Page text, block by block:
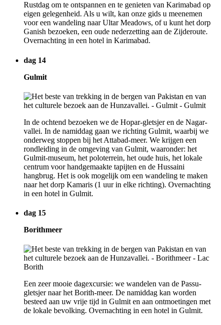
Rustdag om te ontspannen en te genieten van Karimabad op
eigen gelegenheid. Als u wilt, kan onze gids u meenemen
voor een wandeling naar Ultar Meadows, of u kunt het dorp
Ganish bezoeken, een oude nederzetting aan de Zijderoute.
Overnachting in een hotel in Karimabad.
dag 14
Gulmit
In de ochtend bezoeken we de Hopar-gletsjer en de Nagar-
vallei. In de namiddag gaan we richting Gulmit, waarbij we
onderweg stoppen bij het Attabad-meer. We krijgen een
rondleiding in de omgeving van Gulmit, waaronder: het
Gulmit-museum, het poloterrein, het oude huis, het lokale
centrum voor handgemaakte tapijten en de Hussaini
hangbrug. Het is ook mogelijk om een wandeling te maken
naar het dorp Kamaris (1 uur in elke richting). Overnachting
in een hotel in Gulmit.
dag 15
Borithmeer
Een zeer mooie dagexcursie: we wandelen van de Passu-
gletsjer naar het Borith-meer. De namiddag kan worden
besteed aan uw vrije tijd in Gulmit en aan ontmoetingen met
de lokale bevolking. Overnachting in een hotel in Gulmit.